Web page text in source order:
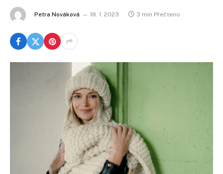
Petra Nováková 18. 1. 2023 3 min Přečteno